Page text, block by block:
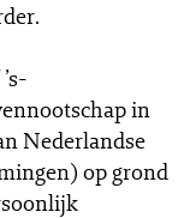
in
Nederlandse
op grond